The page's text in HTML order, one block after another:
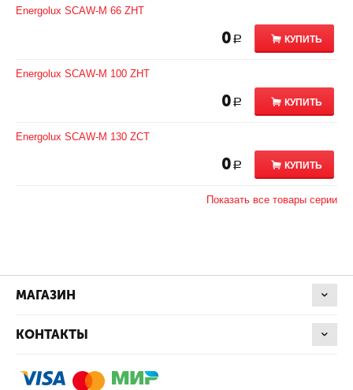
Energolux SCAW-M 66 ZHT
0 Р КУПИТЬ
Energolux SCAW-M 100 ZHT
0 Р КУПИТЬ
Energolux SCAW-M 130 ZCT
0 Р КУПИТЬ
Показать все товары серии
МАГАЗИН
КОНТАКТЫ